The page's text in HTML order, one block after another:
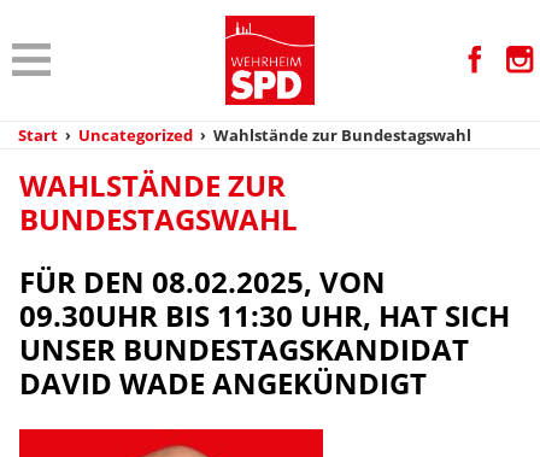
Start › Uncategorized › Wahlstände zur Bundestagswahl
WAHLSTÄNDE ZUR
BUNDESTAGSWAHL
FÜR DEN 08.02.2025, VON
09.30UHR BIS 11:30 UHR, HAT SICH
UNSER BUNDESTAGSKANDIDAT
DAVID WADE ANGEKÜNDIGT